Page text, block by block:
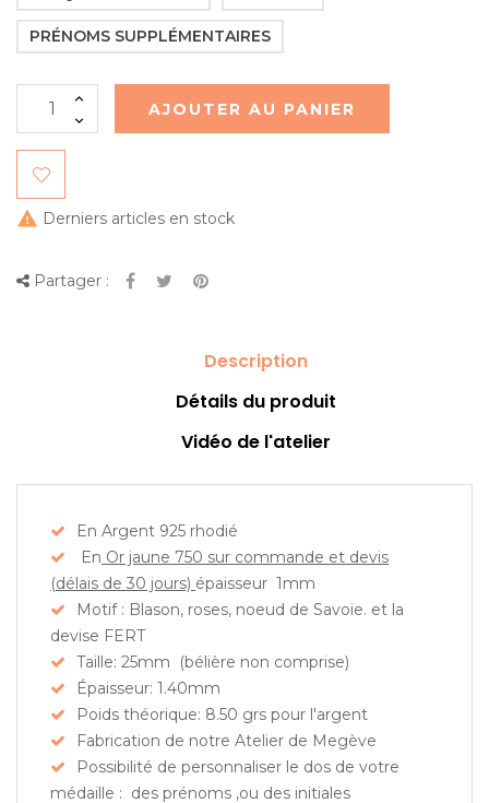
PRÉNOMS SUPPLÉMENTAIRES
AJOUTER AU PANIER
 Derniers articles en stock
Partager :
Description
Détails du produit
Vidéo de l'atelier
En Argent 925 rhodié
En Or jaune 750 sur commande et devis
(délais de 30 jours) épaisseur 1mm
Motif : Blason, roses, noeud de Savoie. et la
devise FERT
Taille: 25mm (bélière non comprise)
Épaisseur: 1.40mm
Poids théorique: 8.50 grs pour l'argent
Fabrication de notre Atelier de Megève
Possibilité de personnaliser le dos de votre
médaille : des prénoms ,ou des initiales